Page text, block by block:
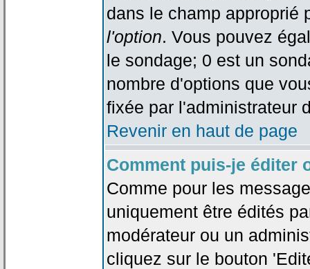
dans le champ
l'option. Vous pouvez
le sondage; 0 est un
nombre d'options que
fixée par l'administrateur
Revenir en haut de page
Comment puis-je éditer
Comme pour les
uniquement être édités
modérateur ou un
cliquez sur le bouton